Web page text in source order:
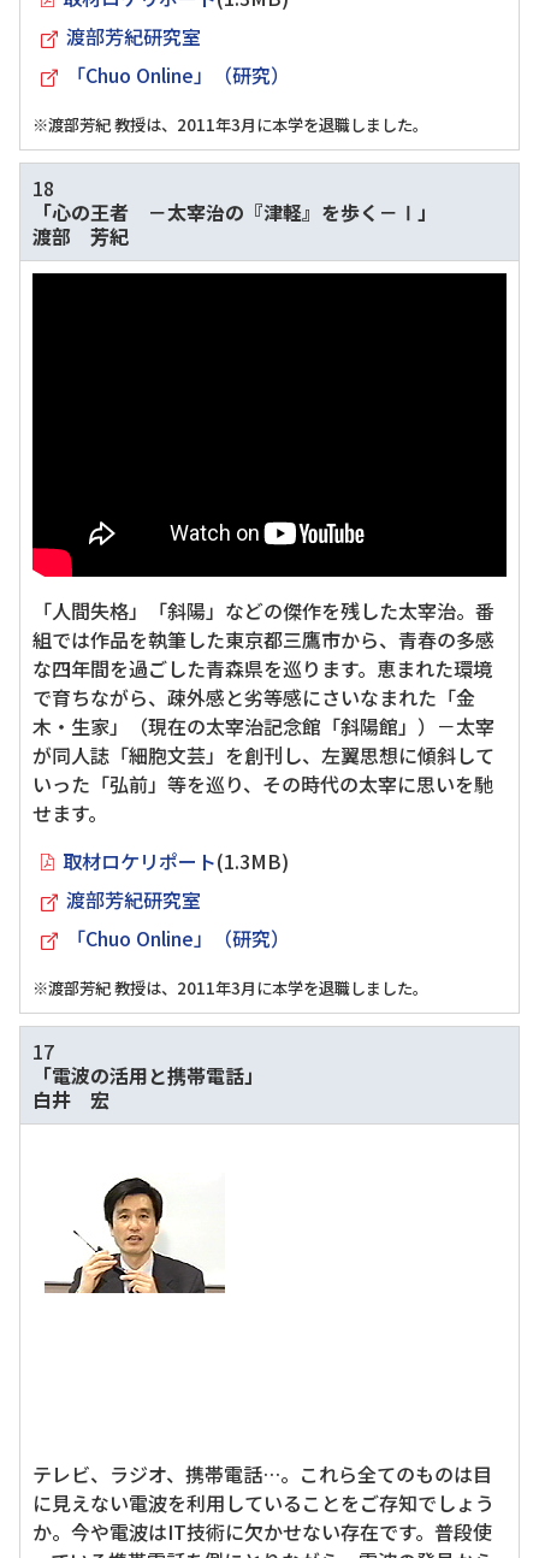
渡部芳紀研究室
「Chuo Online」（研究）
※渡部芳紀 教授は、2011年3月に本学を退職しました。
18
「心の王者 －太宰治の『津軽』を歩く－Ⅰ」
渡部 芳紀
「人間失格」「斜陽」などの傑作を残した太宰治。番
組では作品を執筆した東京都三鷹市から、青春の多感
な四年間を過ごした青森県を巡ります。恵まれた環境
で育ちながら、疎外感と劣等感にさいなまれた「金
木・生家」（現在の太宰治記念館「斜陽館」）－太宰
が同人誌「細胞文芸」を創刊し、左翼思想に傾斜して
いった「弘前」等を巡り、その時代の太宰に思いを馳
せます。
取材ロケリポート(1.3MB)
渡部芳紀研究室
「Chuo Online」（研究）
※渡部芳紀 教授は、2011年3月に本学を退職しました。
17
「電波の活用と携帯電話」
白井 宏
テレビ、ラジオ、携帯電話…。これら全てのものは目
に見えない電波を利用していることをご存知でしょう
か。今や電波はIT技術に欠かせない存在です。普段使